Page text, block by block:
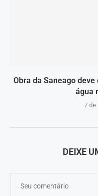
Obra da Saneago
água
7 de
DEIXE